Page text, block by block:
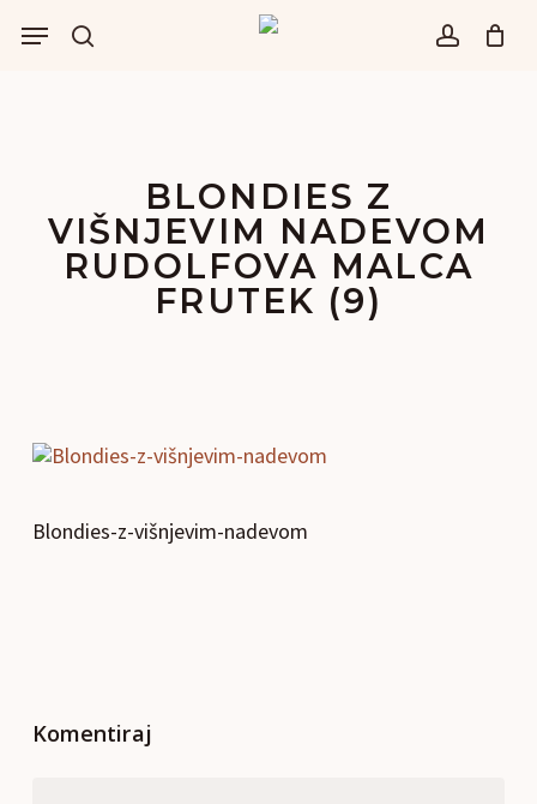
išči account
Menu
BLONDIES Z
VIŠNJEVIM NADEVOM
RUDOLFOVA MALCA
FRUTEK (9)
Blondies-z-višnjevim-nadevom
Komentiraj